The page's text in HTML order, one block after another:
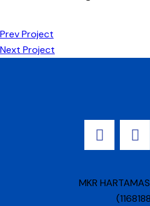
Prev Project
Next Project
MKR